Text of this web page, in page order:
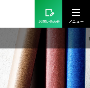
お問い合わせ